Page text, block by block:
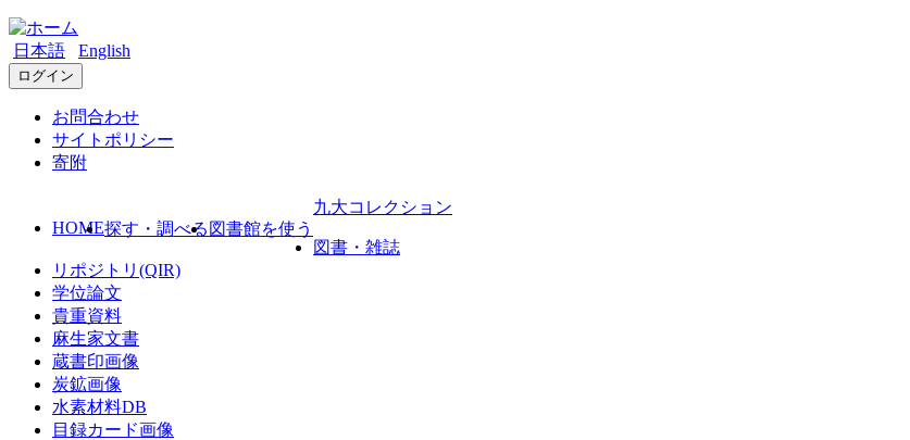
日本語 English
ログイン
お問合わせ
サイトポリシー
寄附
HOME探す・調べる 図書館を使う
九大コレクション
図書・雑誌
リポジトリ(QIR)
学位論文
貴重資料
麻生家文書
蔵書印画像
炭鉱画像
水素材料DB
目録カード画像